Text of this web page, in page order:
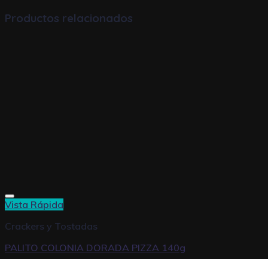
Productos relacionados
Vista Rápida
Crackers y Tostadas
PALITO COLONIA DORADA PIZZA 140g